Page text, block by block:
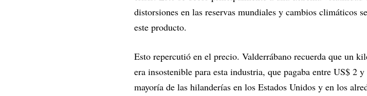
distorsiones en las reservas mundiales y cambios climáticos
este producto.
Esto repercutió en el precio. Valderrábano recuerda que un
era insostenible para esta industria, que pagaba entre US$ 2
mayoría de las hilanderías en los Estados Unidos y en los